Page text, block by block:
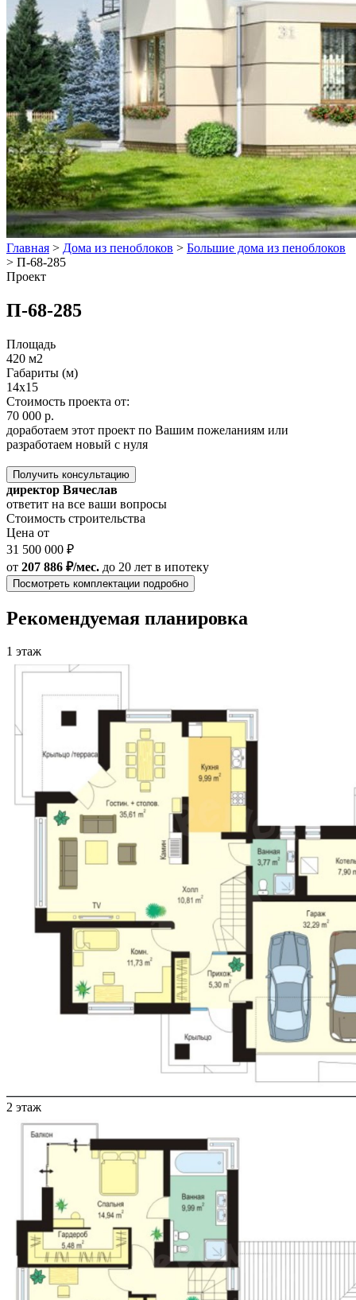
Главная > Дома из пеноблоков > Большие дома из пеноблоков
> П-68-285
Проект
П-68-285
Площадь
420 м2
Габариты (м)
14x15
Стоимость проекта от:
70 000 р.
доработаем этот проект по Вашим пожеланиям или
разработаем новый с нуля
Получить консультацию
директор Вячеслав
ответит на все ваши вопросы
Стоимость строительства
Цена от
31 500 000 ₽
от 207 886 ₽/мес. до 20 лет в ипотеку
Посмотреть комплектации подробно
Рекомендуемая планировка
1 этаж
2 этаж